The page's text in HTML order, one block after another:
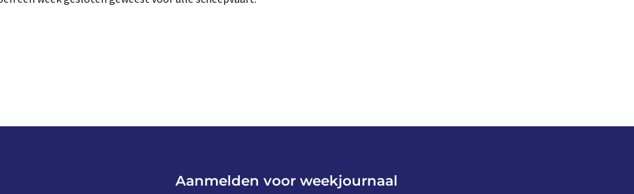
Aanmelden voor weekjournaal